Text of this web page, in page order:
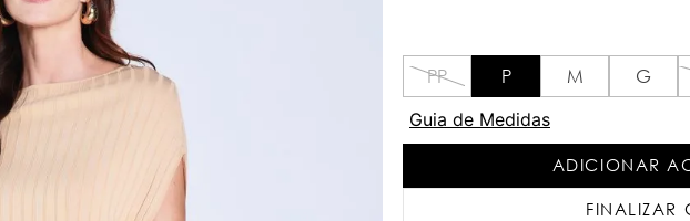
PP P M G
Guia de Medidas
ADICIONAR
FINALIZAR